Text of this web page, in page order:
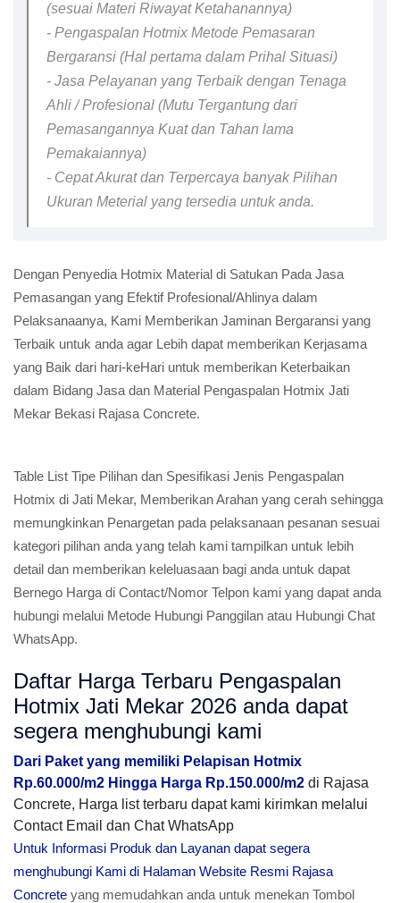
(sesuai Materi Riwayat Ketahanannya)
- Pengaspalan Hotmix Metode Pemasaran
Bergaransi (Hal pertama dalam Prihal Situasi)
- Jasa Pelayanan yang Terbaik dengan Tenaga
Ahli / Profesional (Mutu Tergantung dari
Pemasangannya Kuat dan Tahan lama
Pemakaiannya)
- Cepat Akurat dan Terpercaya banyak Pilihan
Ukuran Meterial yang tersedia untuk anda.
Dengan Penyedia Hotmix Material di Satukan Pada Jasa
Pemasangan yang Efektif Profesional/Ahlinya dalam
Pelaksanaanya, Kami Memberikan Jaminan Bergaransi yang
Terbaik untuk anda agar Lebih dapat memberikan Kerjasama
yang Baik dari hari-keHari untuk memberikan Keterbaikan
dalam Bidang Jasa dan Material Pengaspalan Hotmix Jati
Mekar Bekasi Rajasa Concrete.
Table List Tipe Pilihan dan Spesifikasi Jenis Pengaspalan
Hotmix di Jati Mekar, Memberikan Arahan yang cerah sehingga
memungkinkan Penargetan pada pelaksanaan pesanan sesuai
kategori pilihan anda yang telah kami tampilkan untuk lebih
detail dan memberikan keleluasaan bagi anda untuk dapat
Bernego Harga di Contact/Nomor Telpon kami yang dapat anda
hubungi melalui Metode Hubungi Panggilan atau Hubungi Chat
WhatsApp.
Daftar Harga Terbaru Pengaspalan
Hotmix Jati Mekar 2026 anda dapat
segera menghubungi kami
Dari Paket yang memiliki Pelapisan Hotmix
Rp.60.000/m2 Hingga Harga Rp.150.000/m2 di Rajasa
Concrete, Harga list terbaru dapat kami kirimkan melalui
Contact Email dan Chat WhatsApp
Untuk Informasi Produk dan Layanan dapat segera
menghubungi Kami di Halaman Website Resmi Rajasa
Concrete yang memudahkan anda untuk menekan Tombol